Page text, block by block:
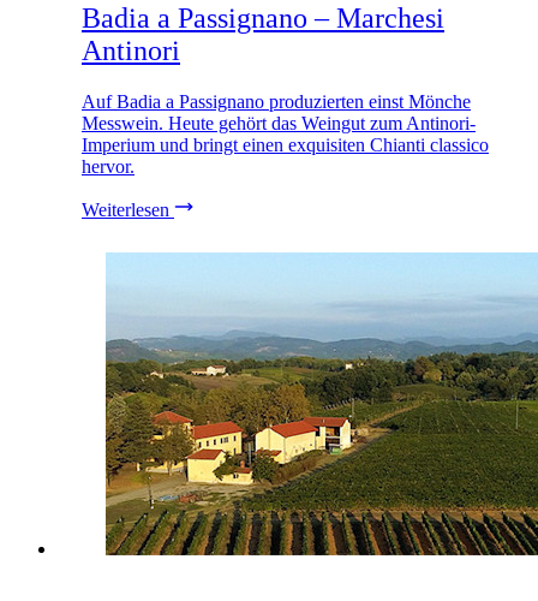
Badia a Passignano – Marchesi
Antinori
Auf Badia a Passignano produzierten einst Mönche
Messwein. Heute gehört das Weingut zum Antinori-
Imperium und bringt einen exquisiten Chianti classico
hervor.
Weiterlesen